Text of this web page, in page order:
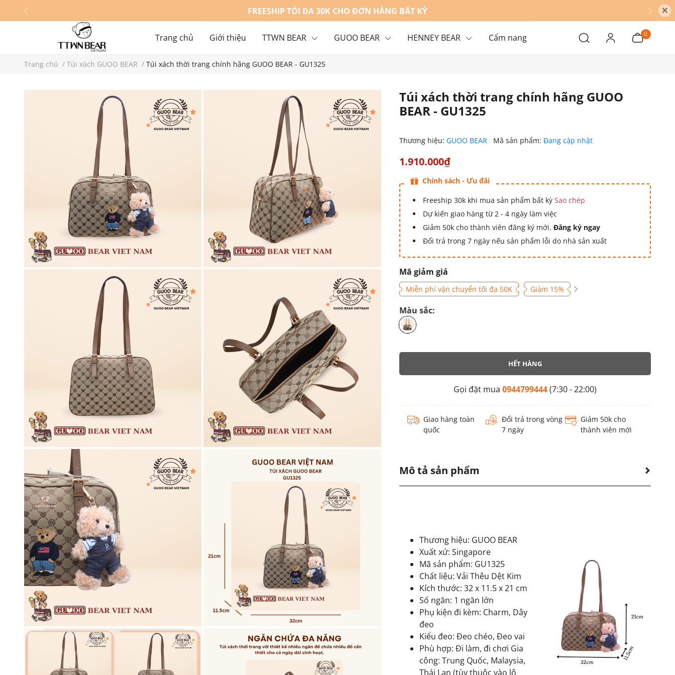
FREESHIP TỐI ĐA 30K CHO ĐƠN HÀNG BẤT KỲ ×
Trang chủ Giới thiệu TTWN BEAR GUOO BEAR HENNEY BEAR Cẩm nang
Hệ thống cửa hàng Liên hệ
0
Trang chủ / Túi xách GUOO BEAR / Túi xách thời trang chính hãng GUOO BEAR - GU1325
Túi xách thời trang chính hãng GUOO
BEAR - GU1325
Thương hiệu: GUOO BEAR Mã sản phẩm: Đang cập nhật
1.910.000₫
Chính sách - Ưu đãi
Freeship 30k khi mua sản phẩm bất kỳ Sao chép
Dự kiến giao hàng từ 2 - 4 ngày làm việc
Giảm 50k cho thành viên đăng ký mới. Đăng ký ngay
Đổi trả trong 7 ngày nếu sản phẩm lỗi do nhà sản xuất
Mã giảm giá
Miễn phí vận chuyển tối đa 50K Giảm 15%
Màu sắc:
HẾT HÀNG
Gọi đặt mua 0944799444(7:30 - 22:00)
Giao hàng toàn
quốc
Đổi trả trong vòng
7 ngày
Giảm 50k cho
thành viên mới
Mô tả sản phẩm
Thương hiệu: GUOO BEAR
Xuất xứ: Singapore
Mã sản phẩm: GU1325
Chất liệu: Vải Thêu Dệt Kim
Kích thước: 32 x 11.5 x 21 cm
Số ngăn: 1 ngăn lớn
Phụ kiện đi kèm: Charm, Dây
đeo
Kiểu đeo: Đeo chéo, Đeo vai
Phù hợp: Đi làm, đi chơi Gia
công: Trung Quốc, Malaysia,
Thái Lan (tùy thuộc vào lô